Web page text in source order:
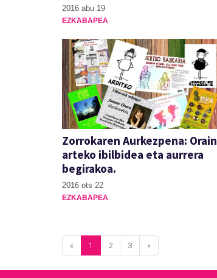
2016 abu 19
EZKABAPEA
Zorrokaren Aurkezpena: Orain
arteko ibilbidea eta aurrera
begirakoa.
2016 ots 22
EZKABAPEA
« 1 2 3 »